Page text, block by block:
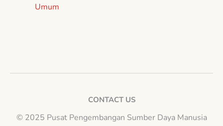
Umum
CONTACT US
© 2025 Pusat Pengembangan Sumber Daya Manusia